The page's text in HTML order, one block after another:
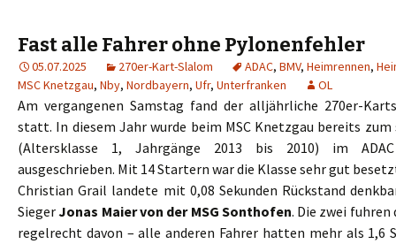
Fast alle Fahrer ohne Pylonenfehler
05.07.2025 270er-Kart-Slalom ADAC, BMV, Heimrennen,
MSC Knetzgau, Nby, Nordbayern, Ufr, Unterfranken OL
Am vergangenen Samstag fand der alljährliche 270er-
statt. In diesem Jahr wurde beim MSC Knetzgau bereits
(Altersklasse 1, Jahrgänge 2013 bis 2010) im ADAC
ausgeschrieben. Mit 14 Startern war die Klasse sehr gut
Christian Grail landete mit 0,08 Sekunden Rückstand
SiegerJonas Maier von der MSG Sonthofen. Die zwei fuhren
regelrecht davon – alle anderen Fahrer hatten mehr als 1,6